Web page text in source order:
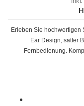
Erleben Sie hochwertigen
Ear Design, satter
Fernbedienung.